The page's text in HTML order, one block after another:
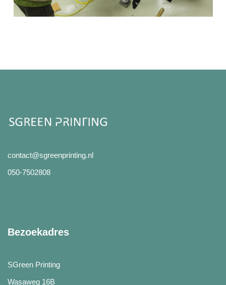
contact@sgreenprinting.nl
050-7502808
Bezoekadres
SGreen Printing
Wasaweg 16B